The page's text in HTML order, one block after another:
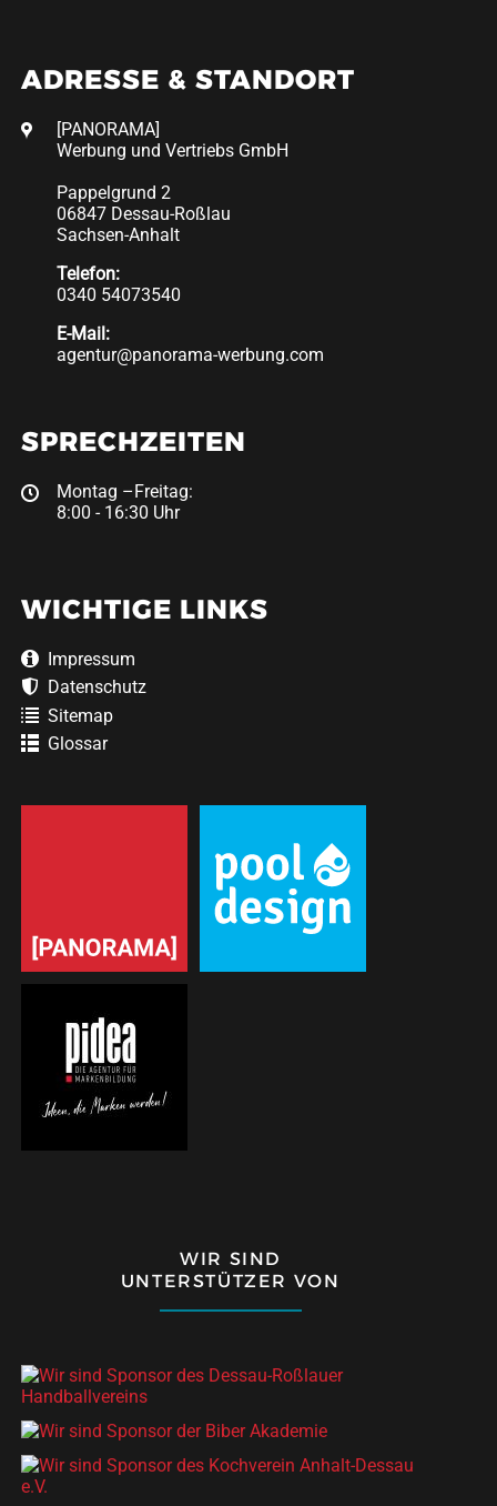
ADRESSE & STANDORT
[PANORAMA]
Werbung und Vertriebs GmbH
Pappelgrund 2
06847 Dessau-Roßlau
Sachsen-Anhalt
Telefon:
0340 54073540
E-Mail:
agentur@panorama-werbung.com
SPRECHZEITEN
Montag –Freitag:
8:00 - 16:30 Uhr
WICHTIGE LINKS
Impressum
Datenschutz
Sitemap
Glossar
WIR SIND
UNTERSTÜTZER VON